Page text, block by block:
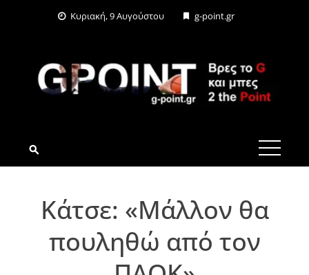
Κυριακή, 9 Αυγούστου g-point.gr
G-POINT.GR
Κάτσε: «Mάλλον θα
πουληθώ από τον